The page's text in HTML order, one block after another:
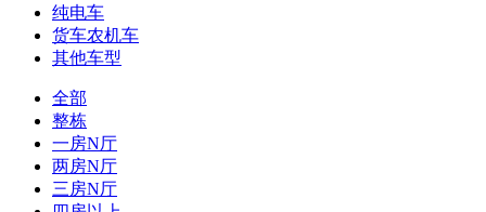
纯电车
货车农机车
其他车型
全部
整栋
一房N厅
两房N厅
三房N厅